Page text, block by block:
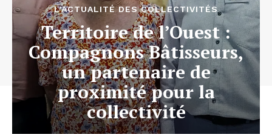
L'ACTUALITÉ DES COLLECTIVITÉS
Territoire de l’Ouest :
Compagnons Bâtisseurs,
un partenaire de
proximité pour la
collectivité